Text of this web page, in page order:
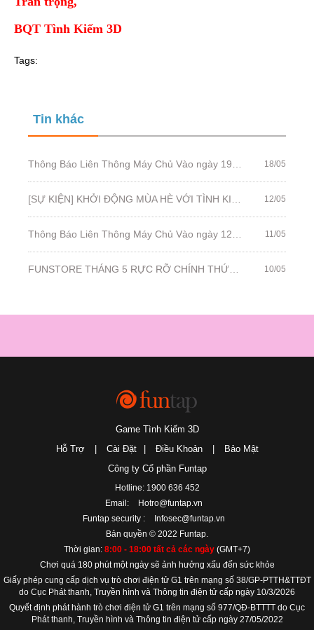
BQT Tình Kiếm 3D
Tags:
Tin khác
18/05
12/05
11/05
10/05
Game Tình Kiếm 3D
Hỗ Trợ
Cài Đặt Điều Khoản
Bảo Mật
Công ty Cổ phần Funtap
Hotline: 1900 636 452
Email:
Hotro@funtap.vn
Funtap security :
Infosec@funtap.vn
Bản quyền © 2022 Funtap.
Thời gian: 8:00 - 18:00 tất cả các ngày (GMT+7)
Chơi quá 180 phút một ngày sẽ ảnh hưởng xấu đến sức khỏe
Giấy phép cung cấp dịch vụ trò chơi điện tử G1 trên mạng số 38/GP-PTTH&TTĐT
do Cục Phát thanh, Truyền hình và Thông tin điện tử cấp ngày 10/3/2026
Quyết định phát hành trò chơi điện tử G1 trên mạng số 977/QĐ-BTTTT do Cục
Phát thanh, Truyền hình và Thông tin điện tử cấp ngày 27/05/2022